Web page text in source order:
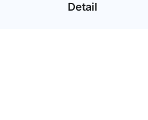
Detail